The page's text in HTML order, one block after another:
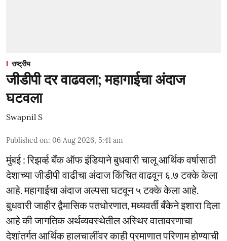
राष्ट्रीय
जीडीपी दर वाढवला; महागाईचा अंदाज
घटवला
Swapnil S
Published on: 06 Aug 2026, 5:41 am
मुंबई : रिझर्व्ह बँक ऑफ इंडियाने बुधवारी चालू आर्थिक वर्षासाठी
देशाच्या जीडीपी वाढीचा अंदाज किंचित वाढवून ६.७ टक्के केला
आहे. महागाईचा अंदाज अल्पसा घटवून ५ टक्के केला आहे.
बुधवारी जाहीर द्वैमासिक पतधोरणात, मध्यवर्ती बँकेने इशारा दिला
आहे की जागतिक अर्थव्यवस्थेतील अस्थिर वातावरणाचा
देशांतर्गत आर्थिक हालचालींवर काही प्रमाणात परिणाम होण्याची